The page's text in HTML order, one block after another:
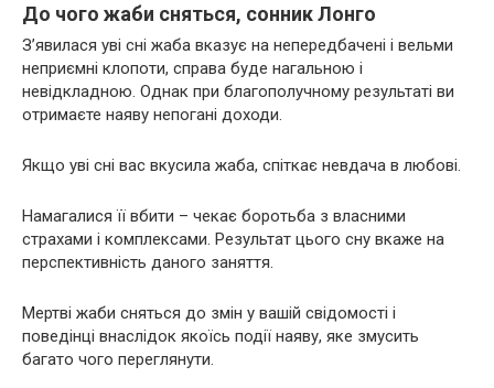
До чого жаби сняться, сонник Лонго
З’явилася уві сні жаба вказує на непередбачені і вельми
неприємні клопоти, справа буде нагальною і
невідкладною. Однак при благополучному результаті ви
отримаєте наяву непогані доходи.
Якщо уві сні вас вкусила жаба, спіткає невдача в любові.
Намагалися її вбити – чекає боротьба з власними
страхами і комплексами. Результат цього сну вкаже на
перспективність даного заняття.
Мертві жаби сняться до змін у вашій свідомості і
поведінці внаслідок якоїсь події наяву, яке змусить
багато чого переглянути.